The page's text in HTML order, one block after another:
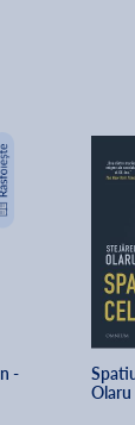
-
Olaru